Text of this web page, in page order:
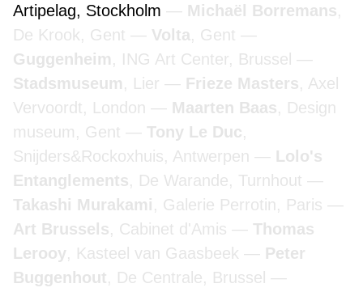
Artipelag, Stockholm
Michaël Borremans,
De Krook, Gent
Volta, Gent
Guggenheim, ING Art Center, Brussel
Stadsmuseum, Lier Frieze Masters, Axel
Vervoordt, London
Maarten Baas, Design
museum, Gent
Tony Le Duc,
Snijders&Rockoxhuis, Antwerpen
Lolo's
Entanglements, De Warande, Turnhout
Takashi Murakami, Galerie Perrotin, Paris
Art Brussels, Cabinet d'Amis
Thomas
Lerooy, Kasteel van Gaasbeek
Peter
Buggenhout, De Centrale, Brussel